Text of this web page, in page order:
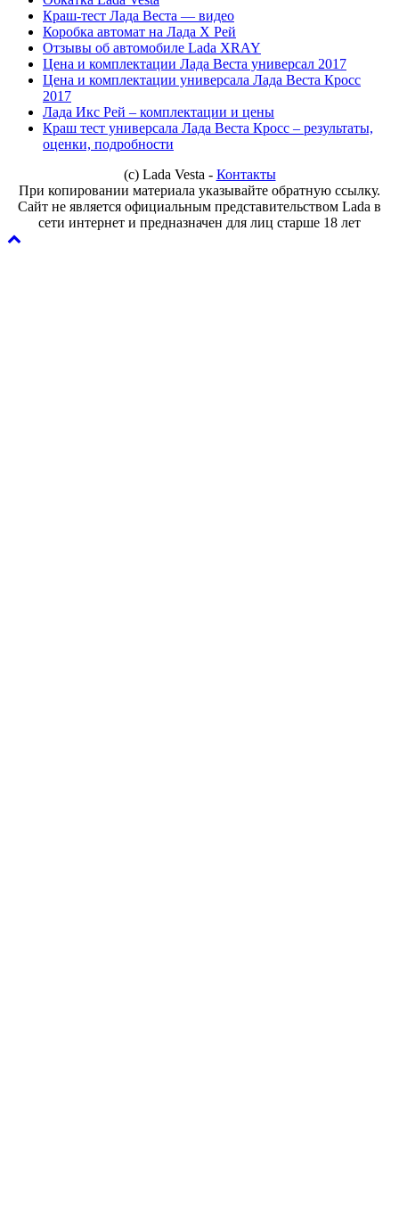
Краш-тест Лада Веста — видео
Коробка автомат на Лада Х Рей
Отзывы об автомобиле Lada XRAY
Цена и комплектации Лада Веста универсал 2017
Цена и комплектации универсала Лада Веста Кросс
2017
Лада Икс Рей – комплектации и цены
Краш тест универсала Лада Веста Кросс – результаты,
оценки, подробности
(с) Lada Vesta - Контакты
При копировании материала указывайте обратную ссылку.
Сайт не является официальным представительством Lada в
сети интернет и предназначен для лиц старше 18 лет